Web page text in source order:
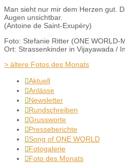
Man sieht nur mir dem Herzen gut.
Augen unsichtbar.
(Antoine de Saint-Exupéry)
Foto: Stefanie Ritter (ONE WORLD-
Ort: Strassenkinder in Vijayawada /
> ältere Fotos des Monats
Aktuell
Anlässe
Newsletter
Rundschreiben
Grussworte
Presseberichte
Song of ONE WORLD
Fotogalerie
Foto des Monats